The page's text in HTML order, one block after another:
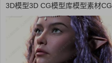
3D模型3D CG模型库模型素材CG
88艺术社